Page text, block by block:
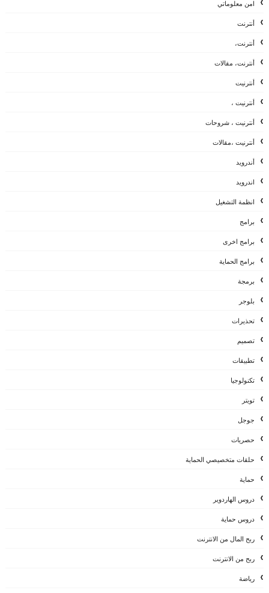
امن معلوماتي
أنترنت
أنترنت،
أنترنت، مقالات
أنترنيت
أنترنيت ،
أنترنيت ، شروحات
أنترنيت ،مقالات
أندرويد
اندرويد
انظمة التشغيل
برامج
برامج اخرى
برامج الحماية
برمجة
بلوجر
تحذيرات
تصميم
تطبيقات
تكنولوجيا
تويتر
جوجل
حصريات
حلقات متخصيصي الحماية
حماية
دروس الهاردوير
دروس حماية
ربح المال من الانترنت
ربح من الانترنت
رياضة